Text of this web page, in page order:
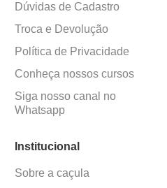
Dúvidas de Cadastro
Troca e Devolução
Política de Privacidade
Conheça nossos cursos
Siga nosso canal no
Whatsapp
Institucional
Sobre a caçula